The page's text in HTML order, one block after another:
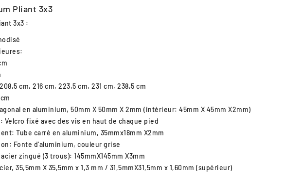
Pliant 3x3
3x3 :
cm, 216 cm, 223,5 cm, 231 cm, 238,5 cm
en aluminium, 50mm X 50mm X 2mm (intérieur: 45mm X 45mm X2mm)
Velcro fixé avec des vis en haut de chaque pied
Tube carré en aluminium, 35mmx18mm X2mm
Fonte d'aluminium, couleur grise
zingué (3 trous): 145mmX145mm X3mm
35,5mm X 35,5mm x 1,3 mm / 31,5mmX31,5mm x 1,60mm (supérieur)